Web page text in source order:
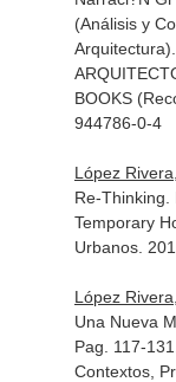
(Análisis y
Arquitectura)
BOOKS
944786-0-4
López
Re-Thinking.
Temporary
Urbanos.
López
Una Nueva
Pag. 117-131.
Contextos,